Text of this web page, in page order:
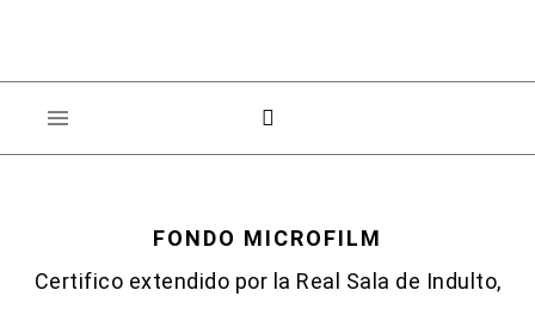
FONDO MICROFILM
Certifico extendido por la Real Sala de Indulto,